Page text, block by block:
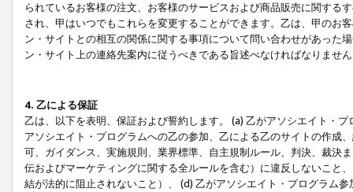
られているお客様の注文、お客様のサービスおよび商品販売に関する
され、甲はいつでもこれらを変更することができます。乙は、甲のお
ン・サイトとの相互の関係に関する事項について問い合わせがあった
ン・サイト上の連絡先案内に従うべきである旨述べなければなりませ
4. 乙による保証
乙は、以下を表明、保証および誓約します。 (a) 乙がアソシエイト・
アソシエイト・プログラムへの乙の参加、乙による乙のサイトの作成
可、ガイダンス、実施規則、業界標準、自主規制ルール、判決、裁決
伝およびマーケティングに関する全ルールを含む）に違反しないこと
結が法的に阻止されないこと）、 (d) 乙がアソシエイト・プログラム